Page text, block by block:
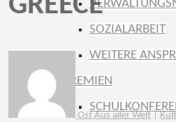
SOZIALARBEIT
WEITERE
GREMIEN
GREECE
Ost Aus aller Welt